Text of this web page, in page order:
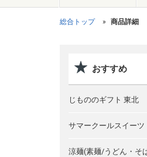
総合トップ 商品詳細
おすすめ
じもののギフト 東北
サマークールスイーツ
涼麺(素麺/うどん・そ